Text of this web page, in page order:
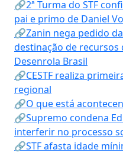
🔗2ª Turma do STF
pai e primo de Daniel
🔗Zanin nega pedido
destinação de recursos
Desenrola Brasil
🔗CESTF realiza
regional
🔗O que está
🔗Supremo condena
interferir no processo
🔗STF afasta idade